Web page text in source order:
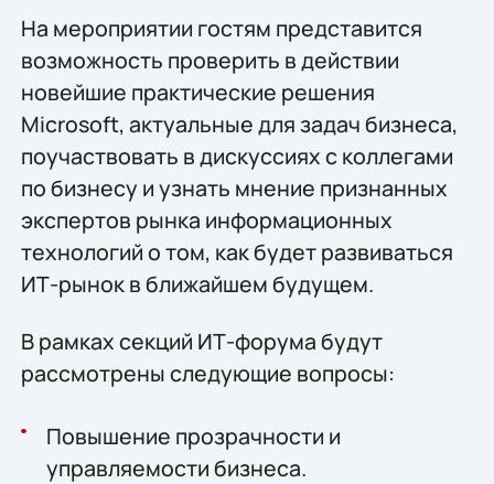
На мероприятии гостям представится
возможность проверить в действии
новейшие практические решения
Microsoft, актуальные для задач бизнеса,
поучаствовать в дискуссиях с коллегами
по бизнесу и узнать мнение признанных
экспертов рынка информационных
технологий о том, как будет развиваться
ИТ-рынок в ближайшем будущем.
В рамках секций ИТ-форума будут
рассмотрены следующие вопросы:
Повышение прозрачности и
управляемости бизнеса.